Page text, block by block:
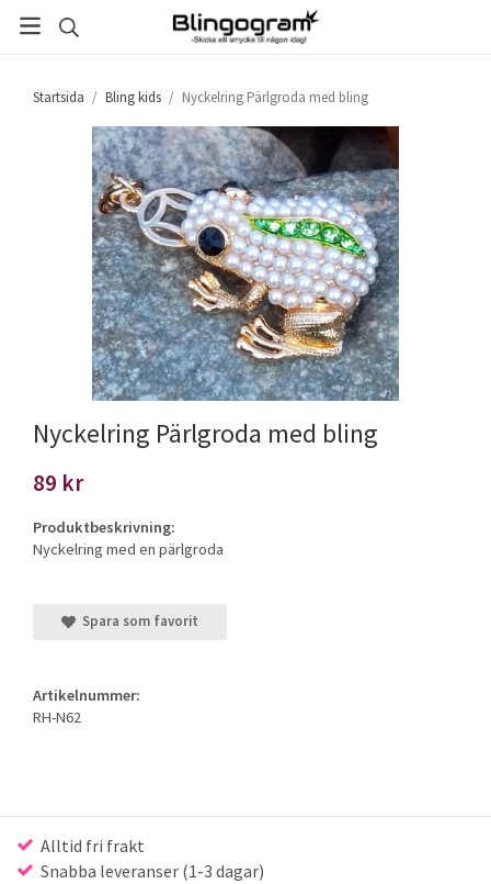
Startsida / Bling kids / Nyckelring Pärlgroda med bling
Nyckelring Pärlgroda med bling
89 kr
Produktbeskrivning:
Nyckelring med en pärlgroda
Spara som favorit
Artikelnummer:
RH-N62
Alltid fri frakt
Snabba leveranser (1-3 dagar)